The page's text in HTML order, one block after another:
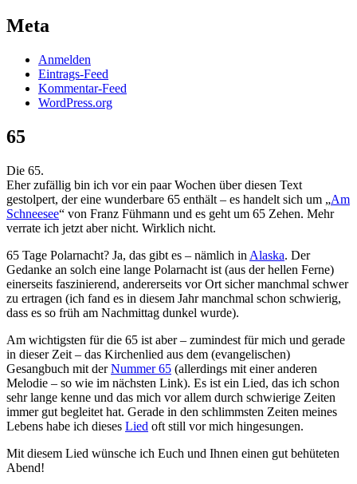
Meta
Anmelden
Eintrags-Feed
Kommentar-Feed
WordPress.org
65
Die 65.
Eher zufällig bin ich vor ein paar Wochen über diesen Text
gestolpert, der eine wunderbare 65 enthält – es handelt sich um „Am
Schneesee“ von Franz Fühmann und es geht um 65 Zehen. Mehr
verrate ich jetzt aber nicht. Wirklich nicht.
65 Tage Polarnacht? Ja, das gibt es – nämlich in Alaska. Der
Gedanke an solch eine lange Polarnacht ist (aus der hellen Ferne)
einerseits faszinierend, andererseits vor Ort sicher manchmal schwer
zu ertragen (ich fand es in diesem Jahr manchmal schon schwierig,
dass es so früh am Nachmittag dunkel wurde).
Am wichtigsten für die 65 ist aber – zumindest für mich und gerade
in dieser Zeit – das Kirchenlied aus dem (evangelischen)
Gesangbuch mit derNummer 65 (allerdings mit einer anderen
Melodie – so wie im nächsten Link). Es ist ein Lied, das ich schon
sehr lange kenne und das mich vor allem durch schwierige Zeiten
immer gut begleitet hat. Gerade in den schlimmsten Zeiten meines
Lebens habe ich dieses Lied oft still vor mich hingesungen.
Mit diesem Lied wünsche ich Euch und Ihnen einen gut behüteten
Abend!